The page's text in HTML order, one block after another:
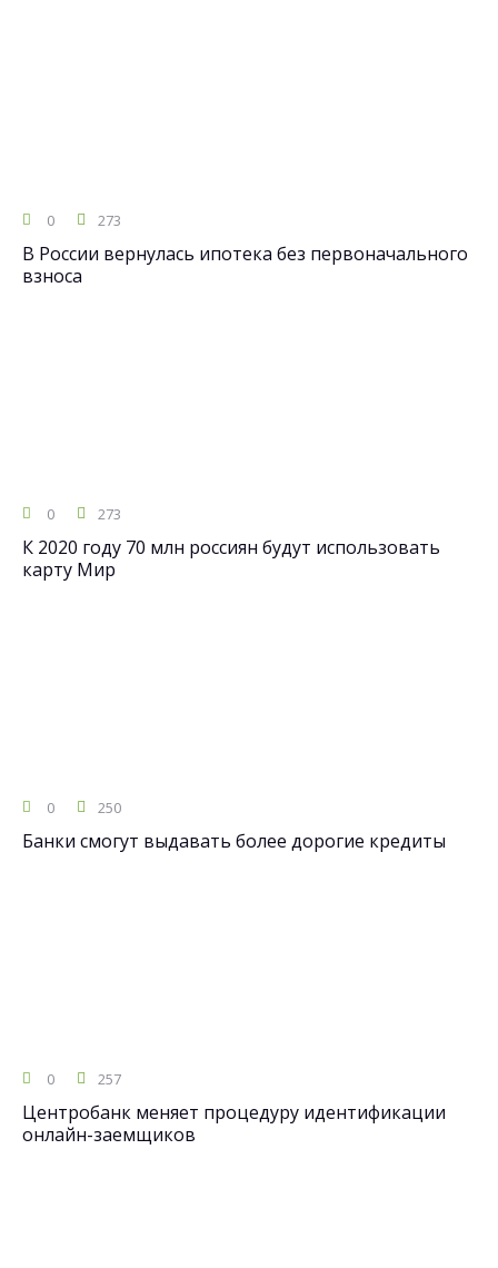
0 273
В России вернулась ипотека без первоначального
взноса
0 273
К 2020 году 70 млн россиян будут использовать
карту Мир
0 250
Банки смогут выдавать более дорогие кредиты
0 257
Центробанк меняет процедуру идентификации
онлайн-заемщиков